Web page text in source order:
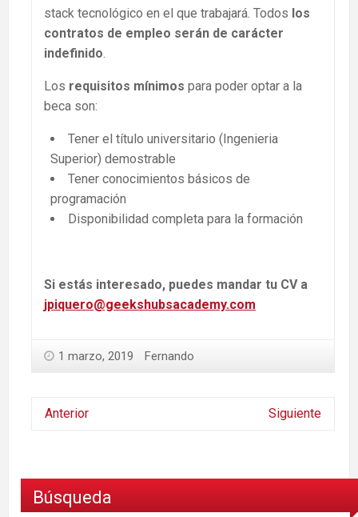
stack tecnológico en el que trabajará. Todos los
contratos de empleo serán de carácter
indefinido
Los requisitos mínimos para poder optar a la
beca son:
Tener el título universitario (Ingenieria
Superior) demostrable
Tener conocimientos básicos de
programación
Disponibilidad completa para la formación
Si estás interesado, puedes mandar tu CV a
jpiquero@geekshubsacademy.com
1 marzo, 2019 Fernando
Anterior Siguiente
Búsqueda